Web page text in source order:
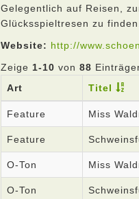
Gelegentlich auf Reisen,
Glücksspieltresen zu finden.
Website: http://
Zeige 1-10 von 88
Art
Titel
Feature Miss
Feature
O-Ton Miss
O-Ton